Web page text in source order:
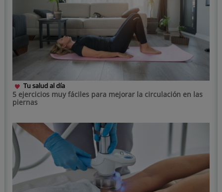
Tu salud al día
5 ejercicios muy fáciles para mejorar la circulación en las
piernas